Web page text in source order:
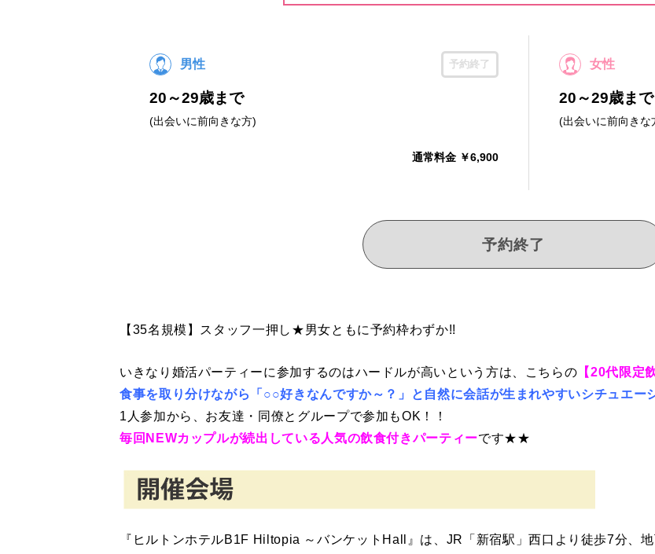
男性 予約終了
20～29歳まで
(出会いに前向きな方)
通常料金 ￥6,900
女性
20～29歳まで
(出会いに前向きな
予約終了
【35名規模】スタッフ一押し★男女ともに予約枠わずか!!
いきなり婚活パーティーに参加するのはハードルが高いという方は、こちらの 【20代限定
食事を取り分けながら「○○好きなんですか～？」と自然に会話が生まれやすいシチュエー
1人参加から、お友達・同僚とグループで参加もOK！！
毎回NEWカップルが続出している人気の飲食付きパーティーです★★
『ヒルトンホテルB1F Hiltopia ～バンケットHall』は、JR「新宿駅」西口より徒歩7分、